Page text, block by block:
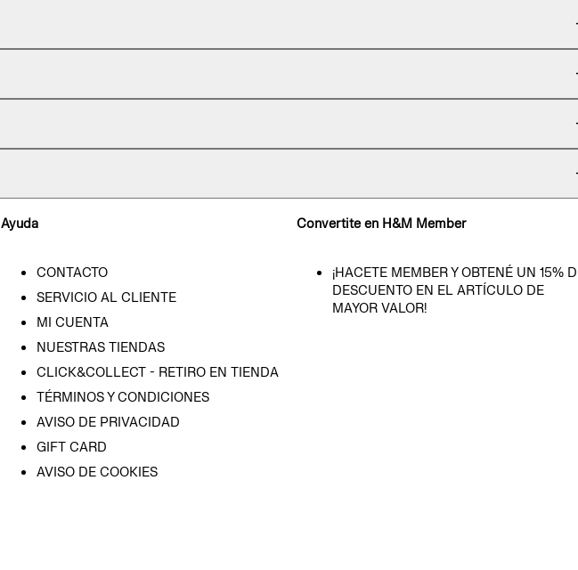
Ayuda
CONTACTO
SERVICIO AL CLIENTE
MI CUENTA
NUESTRAS TIENDAS
CLICK&COLLECT - RETIRO EN TIENDA
TÉRMINOS Y CONDICIONES
AVISO DE PRIVACIDAD
GIFT CARD
AVISO DE COOKIES
Convertite en H&M Member
¡HACETE MEMBER Y OBTENÉ UN 15%
DESCUENTO EN EL ARTÍCULO DE
MAYOR VALOR!